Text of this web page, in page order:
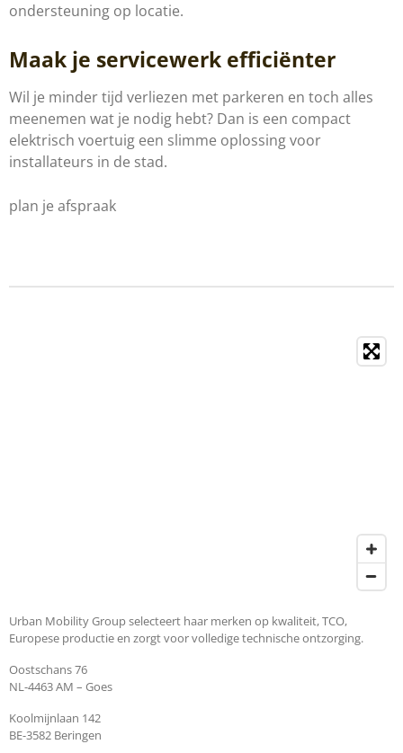
ondersteuning op locatie.
Maak je servicewerk efficiënter
Wil je minder tijd verliezen met parkeren en toch alles
meenemen wat je nodig hebt? Dan is een compact
elektrisch voertuig een slimme oplossing voor
installateurs in de stad.
plan je afspraak
Urban Mobility Group selecteert haar merken op kwaliteit, TCO,
Europese productie en zorgt voor volledige technische ontzorging.
Oostschans 76
NL-4463 AM – Goes
Koolmijnlaan 142
BE-3582 Beringen